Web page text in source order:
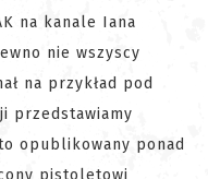
na kanale Iana
nie wszyscy
na przykład pod
przedstawiamy
opublikowany ponad
pistoletowi